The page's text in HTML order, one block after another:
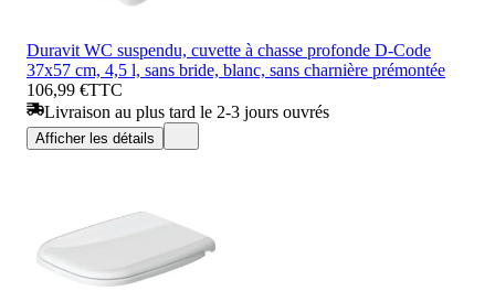
Duravit WC suspendu, cuvette à chasse profonde D-Code
37x57 cm, 4,5 l, sans bride, blanc, sans charnière prémontée
106,99 €TTC
Livraison au plus tard le 2-3 jours ouvrés
Afficher les détails